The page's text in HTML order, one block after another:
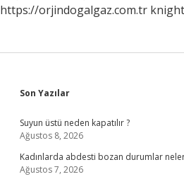
https://orjindogalgaz.com.tr
Sidebar
Son Yazılar
Suyun üstü neden kapatılır ?
Ağustos 8, 2026
Kadınlarda abdesti bozan durumlar
Ağustos 7, 2026